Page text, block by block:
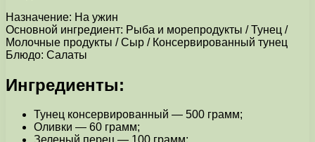
Назначение: На ужин
Основной ингредиент: Рыба и морепродукты / Тунец /
Молочные продукты / Сыр / Консервированный тунец
Блюдо: Салаты
Ингредиенты:
Тунец консервированный — 500 грамм;
Оливки — 60 грамм;